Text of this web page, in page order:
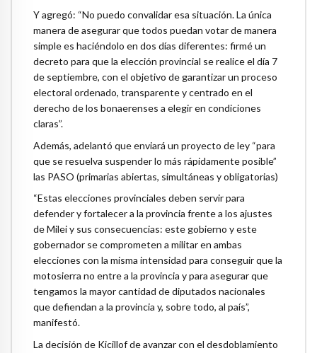
Y agregó: “No puedo convalidar esa situación. La única
manera de asegurar que todos puedan votar de manera
simple es haciéndolo en dos días diferentes: firmé un
decreto para que la elección provincial se realice el día 7
de septiembre, con el objetivo de garantizar un proceso
electoral ordenado, transparente y centrado en el
derecho de los bonaerenses a elegir en condiciones
claras”.
Además, adelantó que enviará un proyecto de ley “para
que se resuelva suspender lo más rápidamente posible”
las PASO (primarias abiertas, simultáneas y obligatorias)
“Estas elecciones provinciales deben servir para
defender y fortalecer a la provincia frente a los ajustes
de Milei y sus consecuencias: este gobierno y este
gobernador se comprometen a militar en ambas
elecciones con la misma intensidad para conseguir que la
motosierra no entre a la provincia y para asegurar que
tengamos la mayor cantidad de diputados nacionales
que defiendan a la provincia y, sobre todo, al país”,
manifestó.
La decisión de Kicillof de avanzar con el desdoblamiento